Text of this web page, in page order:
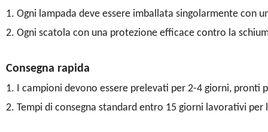
1. Ogni lampada deve essere imballata singolarmente con
2. Ogni scatola con una protezione efficace contro la
Consegna rapida
1. I campioni devono essere prelevati per 2-4 giorni, pronti
2. Tempi di consegna standard entro 15 giorni lavorativi